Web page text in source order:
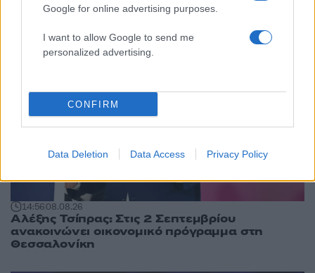
Google for online advertising purposes.
I want to allow Google to send me
personalized advertising.
CONFIRM
Data Deletion Data Access Privacy Policy
14:5608.08.26
Αλέξης Τσίπρας: Στις 2 Σεπτεμβρίου
ανακοινώνει οικονομικό πρόγραμμα στη
Θεσσαλονίκη